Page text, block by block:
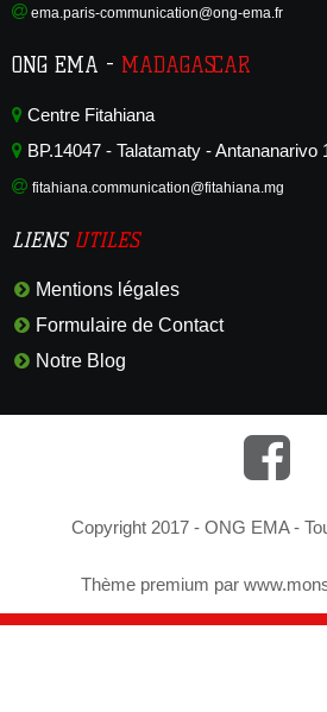
ema.paris-communication@ong-ema.fr
ONG EMA - MADAGASCAR
Centre Fitahiana
BP.14047 - Talatamaty - Antananarivo
fitahiana.communication@fitahiana.mg
LIENS UTILES
Mentions légales
Formulaire de Contact
Notre Blog
Copyright 2017 - ONG EMA -
Thème premium par